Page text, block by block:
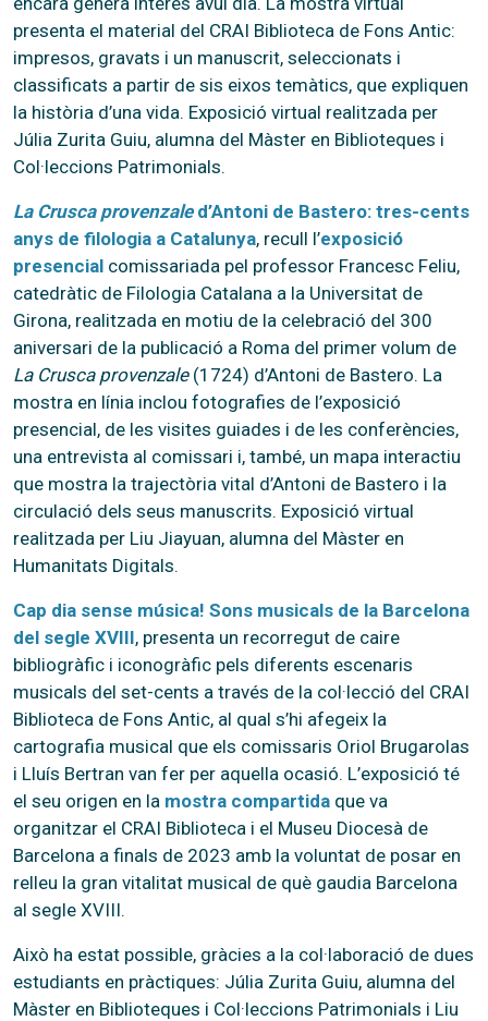
presenta el material del CRAI Biblioteca de Fons Antic:
impresos, gravats i un manuscrit, seleccionats i
classificats a partir de sis eixos temàtics, que expliquen
la història d’una vida. Exposició virtual realitzada per
Júlia Zurita Guiu, alumna del Màster en Biblioteques i
Col·leccions Patrimonials.
La Crusca provenzaled’Antoni de Bastero: tres-cents
anys de filologia a Catalunya, recull l’exposició
presencial comissariada pel professor Francesc Feliu,
catedràtic de Filologia Catalana a la Universitat de
Girona, realitzada en motiu de la celebració del 300
aniversari de la publicació a Roma del primer volum de
La Crusca provenzale(1724) d’Antoni de Bastero. La
mostra en línia inclou fotografies de l’exposició
presencial, de les visites guiades i de les conferències,
una entrevista al comissari i, també, un mapa interactiu
que mostra la trajectòria vital d’Antoni de Bastero i la
circulació dels seus manuscrits. Exposició virtual
realitzada per Liu Jiayuan, alumna del Màster en
Humanitats Digitals.
Cap dia sense música! Sons musicals de la Barcelona
del segle XVIII, presenta un recorregut de caire
bibliogràfic i iconogràfic pels diferents escenaris
musicals del set-cents a través de la col·lecció del CRAI
Biblioteca de Fons Antic, al qual s’hi afegeix la
cartografia musical que els comissaris Oriol Brugarolas
i Lluís Bertran van fer per aquella ocasió. L’exposició té
el seu origen en la mostra compartida que va
organitzar el CRAI Biblioteca i el Museu Diocesà de
Barcelona a finals de 2023 amb la voluntat de posar en
relleu la gran vitalitat musical de què gaudia Barcelona
al segle XVIII.
Això ha estat possible, gràcies a la col·laboració de dues
estudiants en pràctiques: Júlia Zurita Guiu, alumna del
Màster en Biblioteques i Col·leccions Patrimonials i Liu